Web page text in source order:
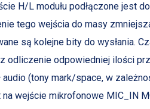
H/L modułu podłączone jest
tego wejścia do masy
są kolejne bity do wysłania.
odliczenie odpowiedniej ilości
audio (tony mark/space, w
wejście mikrofonowe MIC_IN